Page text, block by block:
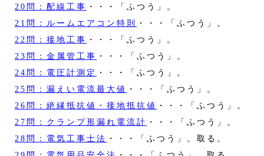
20問：配線工事 ・・・「ふつう」。
21問：ルームエアコン特則
・・・「ふつう」。
22問：接地工事 ・・・「ふつう」。
23問：金属管工事 ・・・「ふつう」。
24問：電圧計測定
・・・「ふつう」。
25問：漏えい電流最大値
・・・「ふつう」。
26問：絶縁抵抗値・接地抵抗値
・・・「ふつう」。
27問：クランプ形漏れ電流計 ・・・「ふつう」。
28問：電気工事士法 ・・・「ふつう」。取る。